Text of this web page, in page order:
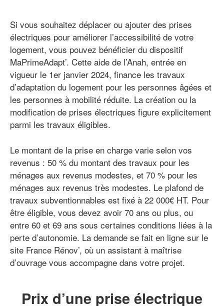
Si vous souhaitez déplacer ou ajouter des prises
électriques pour améliorer l’accessibilité de votre
logement, vous pouvez bénéficier du dispositif
MaPrimeAdapt’. Cette aide de l’Anah, entrée en
vigueur le 1er janvier 2024, finance les travaux
d’adaptation du logement pour les personnes âgées et
les personnes à mobilité réduite. La création ou la
modification de prises électriques figure explicitement
parmi les travaux éligibles.
Le montant de la prise en charge varie selon vos
revenus : 50 % du montant des travaux pour les
ménages aux revenus modestes, et 70 % pour les
ménages aux revenus très modestes. Le plafond de
travaux subventionnables est fixé à 22 000€ HT. Pour
être éligible, vous devez avoir 70 ans ou plus, ou
entre 60 et 69 ans sous certaines conditions liées à la
perte d’autonomie. La demande se fait en ligne sur le
site France Rénov’, où un assistant à maîtrise
d’ouvrage vous accompagne dans votre projet.
Prix d’une prise électrique